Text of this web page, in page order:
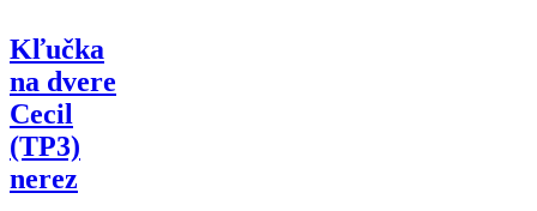
Kľučka
na dvere
Cecil
(TP3)
nerez